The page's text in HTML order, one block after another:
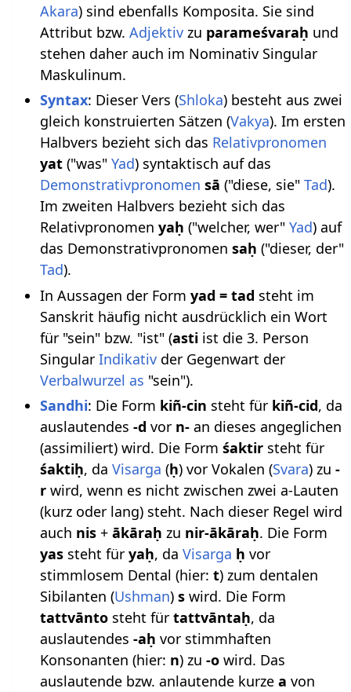
Akara) sind ebenfalls Komposita. Sie sind
Attribut bzw. Adjektivzu parameśvaraḥ und
stehen daher auch im Nominativ Singular
Maskulinum.
Syntax: Dieser Vers (Shloka) besteht aus zwei
gleich konstruierten Sätzen (Vakya). Im ersten
Halbvers bezieht sich das Relativpronomen
yat("was" Yad) syntaktisch auf das
Demonstrativpronomen sā ("diese, sie" Tad).
Im zweiten Halbvers bezieht sich das
Relativpronomen yaḥ ("welcher, wer" Yad) auf
das Demonstrativpronomen saḥ ("dieser, der"
Tad).
In Aussagen der Form yad = tad steht im
Sanskrit häufig nicht ausdrücklich ein Wort
für "sein" bzw. "ist" (astiist die 3. Person
Singular Indikativder Gegenwart der
Verbalwurzel as "sein").
Sandhi: Die Form kiñ-cin steht für kiñ-cid, da
auslautendes -d vor n-an dieses angeglichen
(assimiliert) wird. Die Form śaktirsteht für
śaktiḥ, da Visarga (ḥ) vor Vokalen (Svara) zu -
rwird, wenn es nicht zwischen zwei a-Lauten
(kurz oder lang) steht. Nach dieser Regel wird
auch nis+ ākāraḥ zu nir-ākāraḥ. Die Form
yassteht für yaḥ, da Visarga ḥ vor
stimmlosem Dental (hier: t) zum dentalen
Sibilanten (Ushman) swird. Die Form
tattvāntosteht für tattvāntaḥ, da
auslautendes -aḥ vor stimmhaften
Konsonanten (hier: n) zu -owird. Das
auslautende bzw. anlautende kurze a von